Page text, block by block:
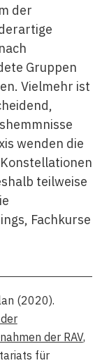
der
Gruppen
Vielmehr ist
wenden die
teilweise
Fachkurse
(2020).
der RAV,
für